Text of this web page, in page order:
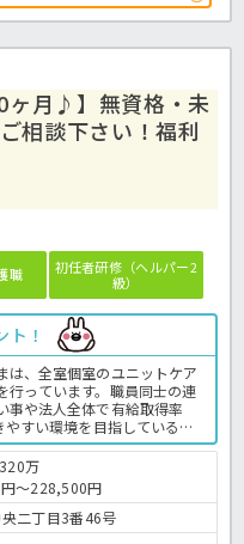
ヶ月♪】無資格・未
相談下さい！福利
職
初任者研修（ヘルパー2
級）
ト！
は、全室個室のユニットケア
行っています。職員同士の連
事や法人全体で有給取得率
すい環境を目指している法
＜介護職 正職員 特養の求人
万
～228,500円
二丁目3番46号